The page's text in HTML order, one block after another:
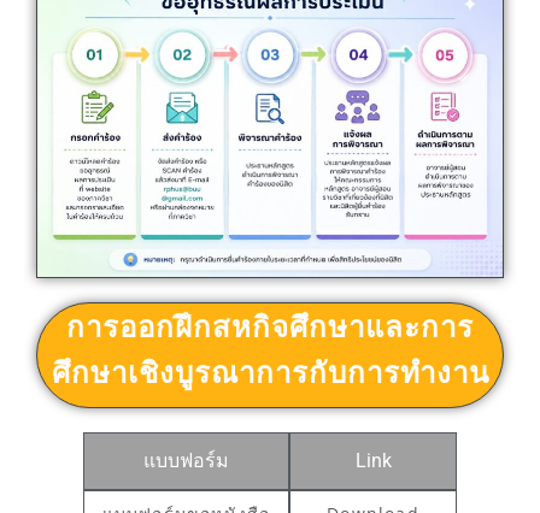
การออกฝึกสหกิจศึกษาและการ
ศึกษาเชิงบูรณาการกับการทำงาน
แบบฟอร์ม Link